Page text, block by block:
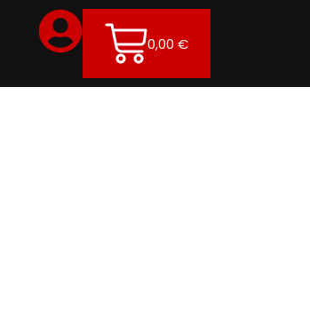
0,00 €